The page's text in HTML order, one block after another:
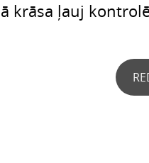
krāsa ļauj